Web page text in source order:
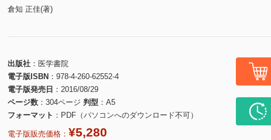
倉知 正佳(著)
出版社
医学書院
電子版ISBN
978-4-260-62552-4
電子版発売日
2016/08/29
ページ数
304ページ 判型
A5
フォーマット
PDF（パソコンへのダウンロード不可）
電子版販売価格： ¥5,280